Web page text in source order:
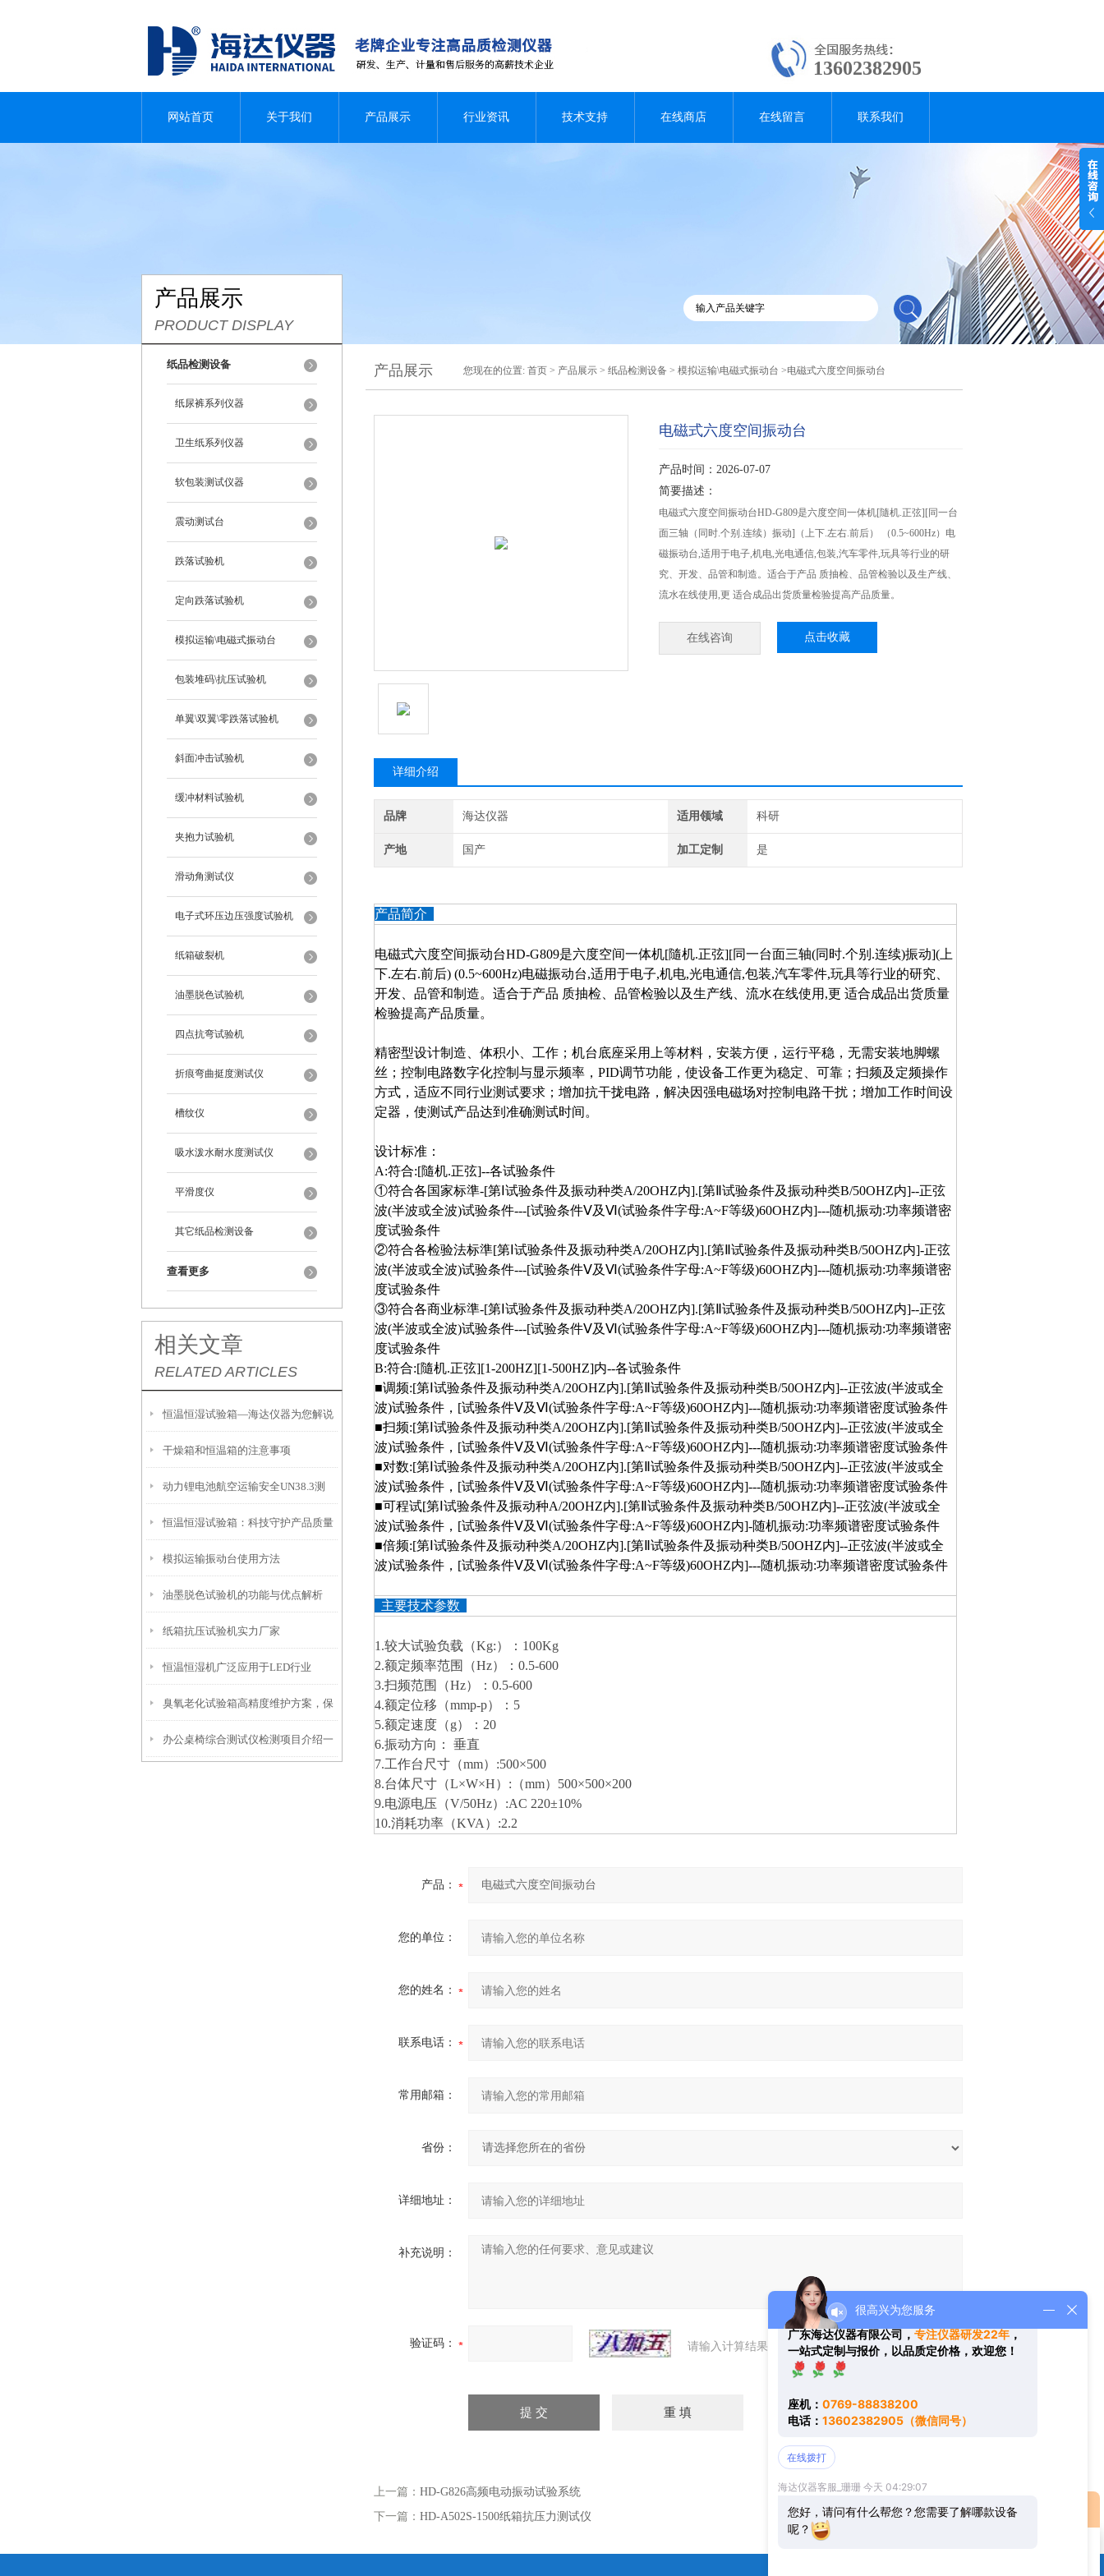
在线交流
服务，请问您要咨询什么问题呢？
13602382905
网站首页 关于我们 产品展示 行业资讯 技术支持 在线商店 在线留言 联系我们
产品展示
PRODUCT DISPLAY
纸品检测设备
纸尿裤系列仪器
卫生纸系列仪器
软包装测试仪器
震动测试台
跌落试验机
定向跌落试验机
模拟运输\电磁式振动台
包装堆码\抗压试验机
单翼\双翼\零跌落试验机
斜面冲击试验机
缓冲材料试验机
夹抱力试验机
滑动角测试仪
电子式环压边压强度试验机
纸箱破裂机
油墨脱色试验机
四点抗弯试验机
折痕弯曲挺度测试仪
槽纹仪
吸水泼水耐水度测试仪
平滑度仪
其它纸品检测设备
查看更多
相关文章
RELATED ARTICLES
恒温恒湿试验箱—海达仪器为您解说
其注意事项
干燥箱和恒温箱的注意事项
动力锂电池航空运输安全UN38.3测
试：模拟高空低气压试验箱实测方案
恒温恒湿试验箱：科技守护产品质量
模拟运输振动台使用方法
油墨脱色试验机的功能与优点解析
纸箱抗压试验机实力厂家
恒温恒湿机广泛应用于LED行业
臭氧老化试验箱高精度维护方案，保
障测试精准可靠
办公桌椅综合测试仪检测项目介绍一
产品展示 您现在的位置: 首页 > 产品展示 > 纸品检测设备 > 模拟运输\电磁式振动台 >电磁式六度空间振动台
电磁式六度空间振动台
产品时间：2026-07-07
简要描述：
电磁式六度空间振动台HD-G809是六度空间一体机[隨机.正弦][同一台
面三轴（同时.个别.连续）振动]（上下.左右.前后） （0.5~600Hz）电
磁振动台,适用于电子,机电,光电通信,包装,汽车零件,玩具等行业的研
究、开发、品管和制造。适合于产品 质抽检、品管检验以及生产线、
流水在线使用,更 适合成品出货质量检验提高产品质量。
在线咨询 点击收藏
详细介绍
品牌 海达仪器 适用领域 科研
产地 国产 加工定制 是
产品简介
电磁式六度空间振动台HD-G809是六度空间一体机[隨机.正弦][同一台面三轴(同时.个别.连续)振动](上
下.左右.前后) (0.5~600Hz)电磁振动台,适用于电子,机电,光电通信,包装,汽车零件,玩具等行业的研究、
开发、品管和制造。适合于产品 质抽检、品管检验以及生产线、流水在线使用,更 适合成品出货质量
检验提高产品质量。
精密型设计制造、体积小、工作；机台底座采用上等材料，安装方便，运行平稳，无需安装地脚螺
丝；控制电路数字化控制与显示频率，PID调节功能，使设备工作更为稳定、可靠；扫频及定频操作
方式，适应不同行业测试要求；增加抗干拢电路，解决因强电磁场对控制电路干扰；增加工作时间设
定器，使测试产品达到准确测试时间。
设计标准：
A:符合:[隨机.正弦]--各试验条件
①符合各国家标準-[第Ⅰ试验条件及振动种类A/20OHZ内].[第Ⅱ试验条件及振动种类B/50OHZ内]--正弦
波(半波或全波)试验条件---[试验条件Ⅴ及Ⅵ(试验条件字母:A~F等级)60OHZ内]---随机振动:功率频谱密
度试验条件
②符合各检验法标準[第Ⅰ试验条件及振动种类A/20OHZ内].[第Ⅱ试验条件及振动种类B/50OHZ内]-正弦
波(半波或全波)试验条件---[试验条件Ⅴ及Ⅵ(试验条件字母:A~F等级)60OHZ内]---随机振动:功率频谱密
度试验条件
③符合各商业标準-[第Ⅰ试验条件及振动种类A/20OHZ内].[第Ⅱ试验条件及振动种类B/50OHZ内]--正弦
波(半波或全波)试验条件---[试验条件Ⅴ及Ⅵ(试验条件字母:A~F等级)60OHZ内]---随机振动:功率频谱密
度试验条件
B:符合:[隨机.正弦][1-200HZ][1-500HZ]内--各试验条件
■调频:[第Ⅰ试验条件及振动种类A/20OHZ内].[第Ⅱ试验条件及振动种类B/50OHZ内]--正弦波(半波或全
波)试验条件，[试验条件Ⅴ及Ⅵ(试验条件字母:A~F等级)60OHZ内]---随机振动:功率频谱密度试验条件
■扫频:[第Ⅰ试验条件及振动种类A/20OHZ内].[第Ⅱ试验条件及振动种类B/50OHZ内]--正弦波(半波或全
波)试验条件，[试验条件Ⅴ及Ⅵ(试验条件字母:A~F等级)60OHZ内]---随机振动:功率频谱密度试验条件
■对数:[第Ⅰ试验条件及振动种类A/20OHZ内].[第Ⅱ试验条件及振动种类B/50OHZ内]--正弦波(半波或全
波)试验条件，[试验条件Ⅴ及Ⅵ(试验条件字母:A~F等级)60OHZ内]---随机振动:功率频谱密度试验条件
■可程试[第Ⅰ试验条件及振动种A/20OHZ内].[第Ⅱ试验条件及振动种类B/50OHZ内]--正弦波(半波或全
波)试验条件，[试验条件Ⅴ及Ⅵ(试验条件字母:A~F等级)60OHZ内]-随机振动:功率频谱密度试验条件
■倍频:[第Ⅰ试验条件及振动种类A/20OHZ内].[第Ⅱ试验条件及振动种类B/50OHZ内]--正弦波(半波或全
波)试验条件，[试验条件Ⅴ及Ⅵ(试验条件字母:A~F等级)60OHZ内]---随机振动:功率频谱密度试验条件
主要技术参数
1.较大试验负载（Kg:）：100Kg
2.额定频率范围（Hz）：0.5-600
3.扫频范围（Hz）：0.5-600
4.额定位移（mmp-p）：5
5.额定速度（g）：20
6.振动方向： 垂直
7.工作台尺寸（mm）:500×500
8.台体尺寸（L×W×H）:（mm）500×500×200
9.电源电压（V/50Hz）:AC 220±10%
10.消耗功率（KVA）:2.2
产品：
您的单位：
您的姓名：
联系电话：
常用邮箱：
省份：
详细地址：
补充说明：
验证码： 请输入计算结果（填写阿拉伯数字），如：三加四=7
上一篇： HD-G826高频电动振动试验系统
下一篇： HD-A502S-1500纸箱抗压力测试仪